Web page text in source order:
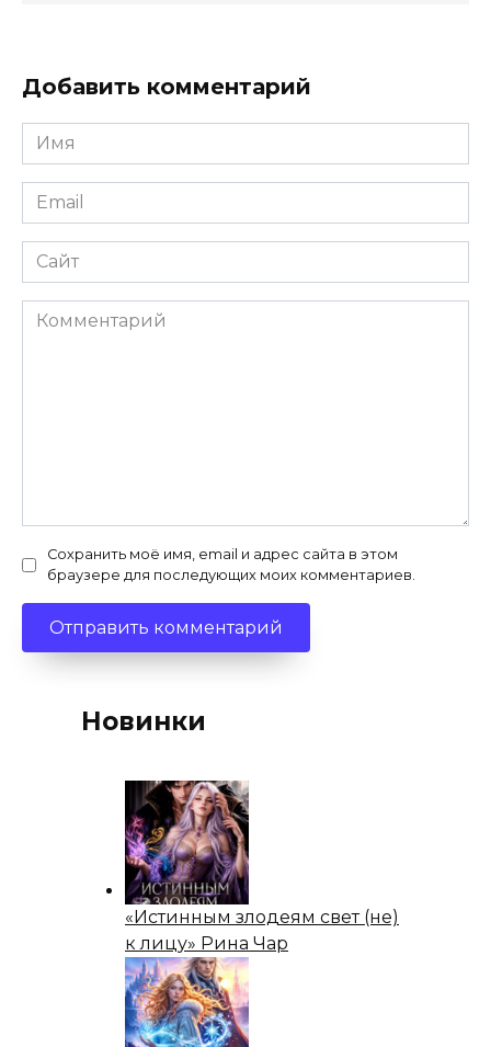
Добавить комментарий
Имя
*
Email
*
Сайт
Комментарий
Сохранить моё имя, email и адрес сайта в этом
браузере для последующих моих комментариев.
Новинки
«Истинным злодеям свет (не)
к лицу» Рина Чар